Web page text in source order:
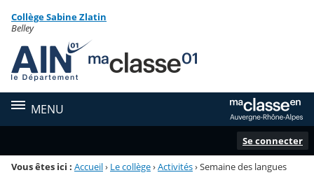
Menu de la rubrique
Contenu
Collège Sabine Zlatin
Belley
MENU
Se connecter
Vous êtes ici : Accueil› Le collège›Activités›Semaine des langues